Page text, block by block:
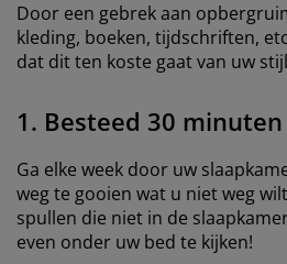
Door een gebrek aan
kleding, boeken, tijdschriften,
dat dit ten koste gaat van uw
1. Besteed 30
Ga elke week door uw
weg te gooien wat u niet weg
spullen die niet in de
even onder uw bed te kijken!